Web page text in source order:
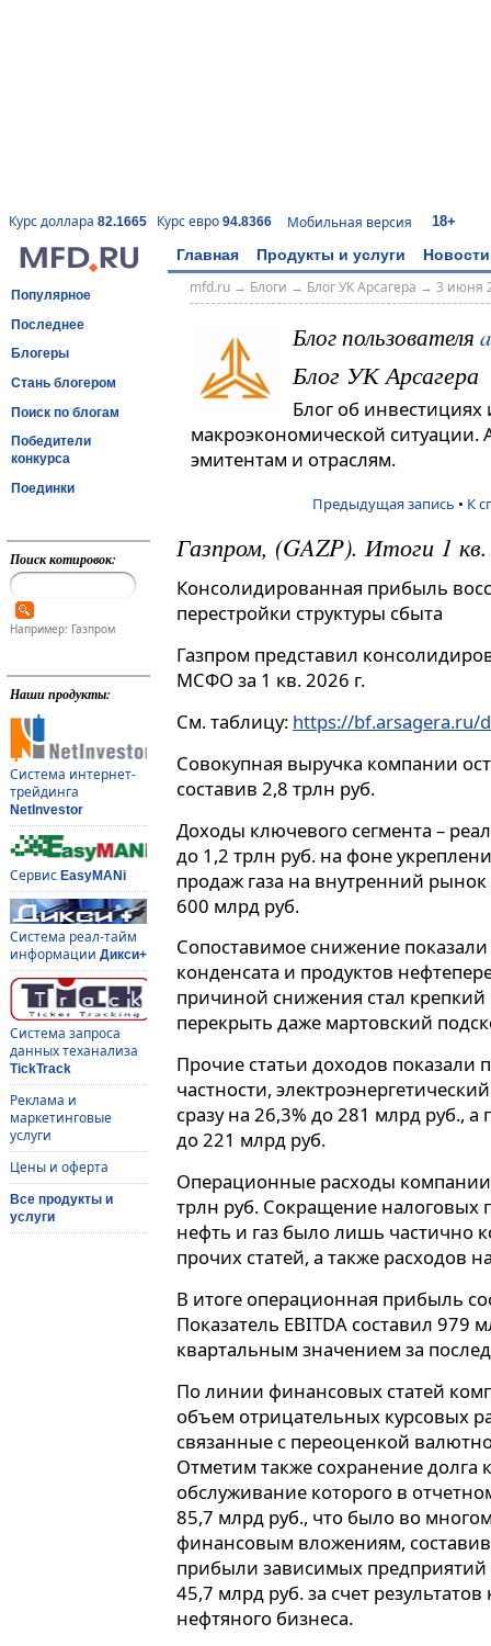
Курс доллара 82.1665 Курс евро 94.8366 Мобильная версия 18+
Главная Продукты и услуги Новости
Популярное
Последнее
Блогеры
Стань блогером
Поиск по блогам
Победители
конкурса
Поединки
Поиск котировок:
Например: Газпром
Наши продукты:
Система интернет-
трейдинга
NetInvestor
Сервис EasyMANi
Система реал-тайм
информации Дикси+
Система запроса
данных теханализа
TickTrack
Реклама и
маркетинговые
услуги
Цены и оферта
Все продукты и
услуги
mfd.ru→ Блоги → Блог УК Арсагера → 3 июня
Блог пользователя
Блог УК Арсагера
Блог об
макроэкономической
эмитентам и отраслям.
Предыдущая запись • К
Газпром, (GAZP). Итоги 1
Консолидированная прибыль
перестройки структуры сбыта
Газпром представил
МСФО за 1 кв. 2026 г.
См. таблицу: https://bf.arsagera.ru/
Совокупная выручка компании
составив 2,8 трлн руб.
Доходы ключевого сегмента –
до 1,2 трлн руб. на фоне
продаж газа на внутренний
600 млрд руб.
Сопоставимое снижение
конденсата и продуктов
причиной снижения стал крепкий
перекрыть даже мартовский
Прочие статьи доходов
частности,
сразу на 26,3% до 281 млрд руб.,
до 221 млрд руб.
Операционные расходы компании
трлн руб. Сокращение налоговых
нефть и газ было лишь частично
прочих статей, а также расходов
В итоге операционная прибыль
Показатель EBITDA составил 979
квартальным значением за
По линии финансовых статей
объем отрицательных курсовых
связанные с переоценкой
Отметим также сохранение долга
обслуживание которого в
85,7 млрд руб., что было во
финансовым вложениям,
прибыли зависимых предприятий
45,7 млрд руб. за счет
нефтяного бизнеса.